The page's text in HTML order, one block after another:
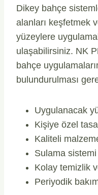
Dikey bahçe
alanları keşfetmek
yüzeylere
ulaşabilirsiniz. NK
bahçe
bulundurulması
Uygulanacak
Kişiye özel
Kaliteli
Sulama
Kolay temizlik
Periyodik